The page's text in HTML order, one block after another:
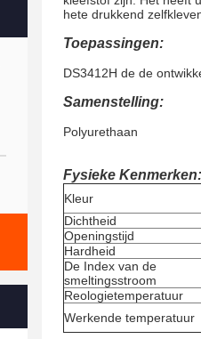
hete drukkend
Toepassingen:
DS3412H de de
Samenstelling:
Polyurethaan
Fysieke Kenmerken:
Kleur
Dichtheid
Openingstijd
Hardheid
De Index van de
smeltingsstroom
Reologietemperatuur
Werkende temperatuur